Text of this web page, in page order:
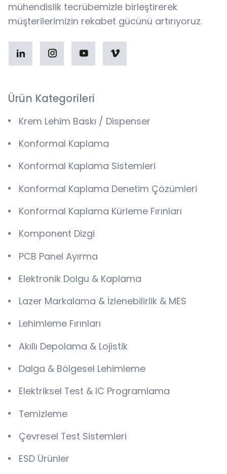
mühendislik tecrübemizle birleştirerek
müşterilerimizin rekabet gücünü artırıyoruz.
Ürün Kategorileri
Krem Lehim Baskı / Dispenser
Konformal Kaplama
Konformal Kaplama Sistemleri
Konformal Kaplama Denetim Çözümleri
Konformal Kaplama Kürleme Fırınları
Komponent Dizgi
PCB Panel Ayırma
Elektronik Dolgu & Kaplama
Lazer Markalama & İzlenebilirlik & MES
Lehimleme Fırınları
Akıllı Depolama & Lojistik
Dalga & Bölgesel Lehimleme
Elektriksel Test & IC Programlama
Temizleme
Çevresel Test Sistemleri
ESD Ürünler